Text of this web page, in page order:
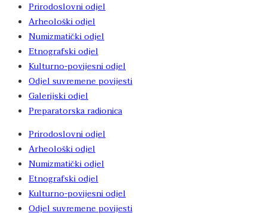
Prirodoslovni odjel
Arheološki odjel
Numizmatički odjel
Etnografski odjel
Kulturno-povijesni odjel
Odjel suvremene povijesti
Galerijski odjel
Preparatorska radionica
Prirodoslovni odjel
Arheološki odjel
Numizmatički odjel
Etnografski odjel
Kulturno-povijesni odjel
Odjel suvremene povijesti